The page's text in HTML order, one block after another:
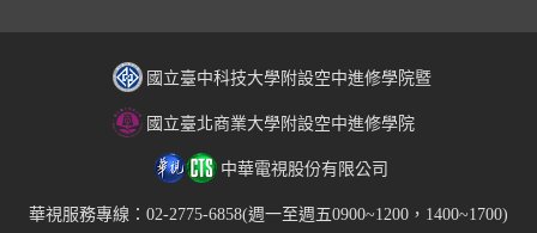
國立臺中科技大學附設空中進修學院暨
國立臺北商業大學附設空中進修學院
中華電視股份有限公司
華視服務專線：02-2775-6858(週一至週五0900~1200，1400~1700)